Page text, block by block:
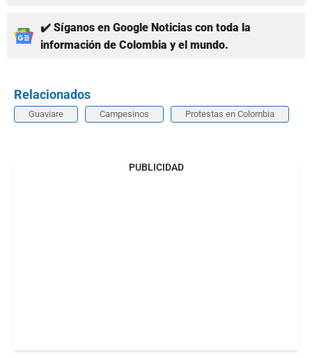
✔️ Síganos en Google Noticias con toda la
información de Colombia y el mundo.
Relacionados
Guaviare Campesinos Protestas en Colombia
PUBLICIDAD